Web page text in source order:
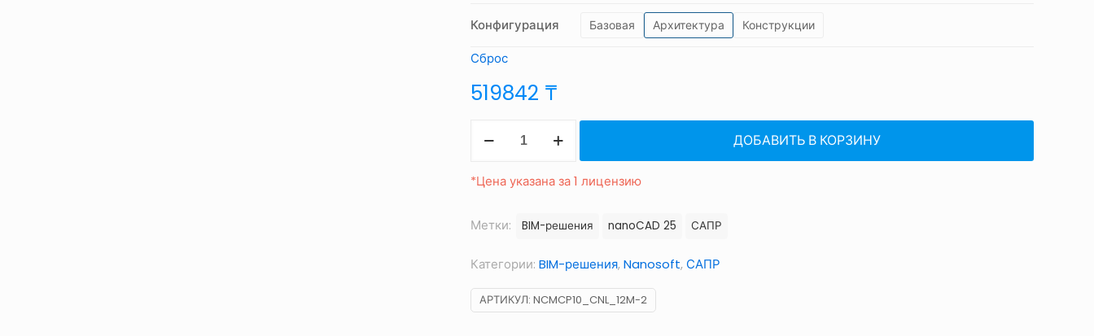
Конфигурация Базовая Архитектура Конструкции
Сброс
519842 ₸
nanoCAD
Строительство
ДОБАВИТЬ В КОРЗИНУ
*Цена указана за 1 лицензию
Метки: BIM-решения nanoCAD 25 САПР
Категории: BIM-решения,Nanosoft, САПР
АРТИКУЛ: NCMCP10_CNL_12M-2